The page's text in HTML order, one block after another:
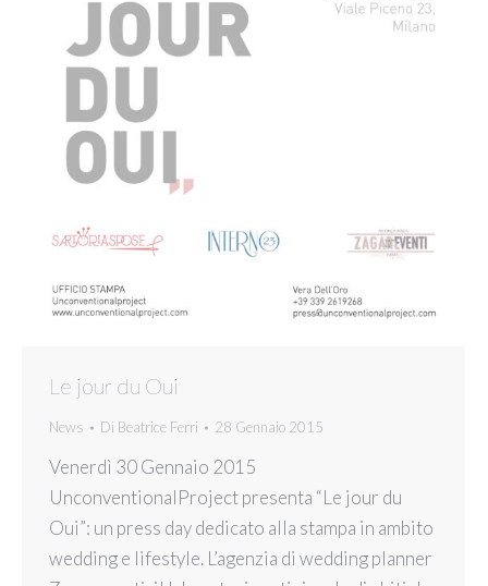
Le jour du Oui
News Di Beatrice Ferri 28 Gennaio 2015
Venerdì 30 Gennaio 2015
UnconventionalProject presenta “Le jour du
Oui”: un press day dedicato alla stampa in ambito
wedding e lifestyle. L’agenzia di wedding planner